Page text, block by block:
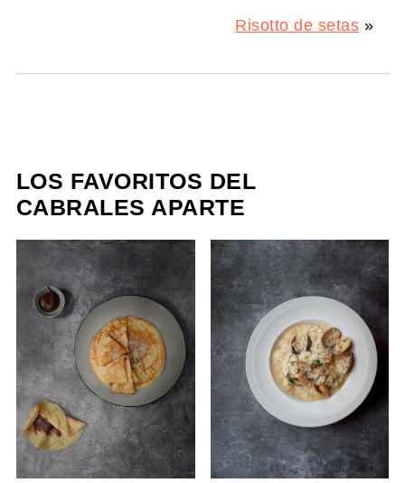
Risotto de setas »
LOS FAVORITOS DEL
CABRALES APARTE